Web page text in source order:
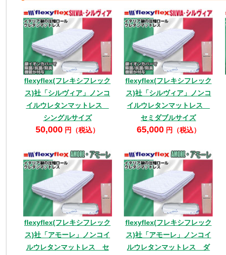
flexyflex(フレキシフレック
ス)社「シルヴィア」ノンコ
イルウレタンマットレス
シングルサイズ
50,000 円（税込）
flexyflex(フレキシフレック
ス)社「シルヴィア」ノンコ
イルウレタンマットレス
セミダブルサイズ
65,000円（税込）
flexyflex(フレキシフレック
ス)社「アモーレ」ノンコイ
ルウレタンマットレス セ
flexyflex(フレキシフレック
ス)社「アモーレ」ノンコイ
ルウレタンマットレス ダ